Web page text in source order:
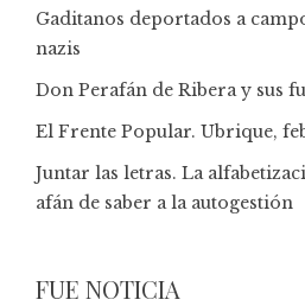
Gaditanos deportados a
nazis
Don Perafán de Ribera y sus
El Frente Popular. Ubrique,
Juntar las letras. La
afán de saber a la autogestión
FUE NOTICIA